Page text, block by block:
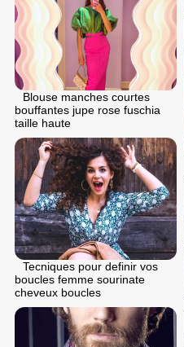
Blouse manches courtes
bouffantes jupe rose fuschia
taille haute
Tecniques pour definir vos
boucles femme sourinate
cheveux boucles